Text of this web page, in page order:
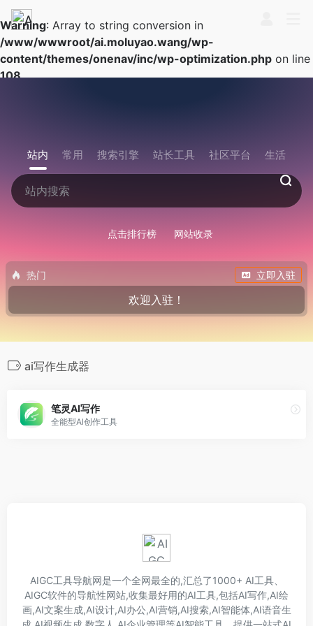
Warning: Array to string conversion in
/www/wwwroot/ai.moluyao.wang/wp-
content/themes/onenav/inc/wp-optimization.php on line
108
站内 常用 搜索引擎 站长工具 社区平台 生活
点击排行榜 网站收录
热门 立即入驻
欢迎入驻！
ai写作生成器
笔灵AI写作
全能型Al创作工具
AIGC工具导航网是一个全网最全的,汇总了1000+ AI工具、
AIGC软件的导航性网站,收集最好用的AI工具,包括AI写作,AI绘
画,AI文案生成,AI设计,AI办公,AI营销,AI搜索,AI智能体,AI语音生